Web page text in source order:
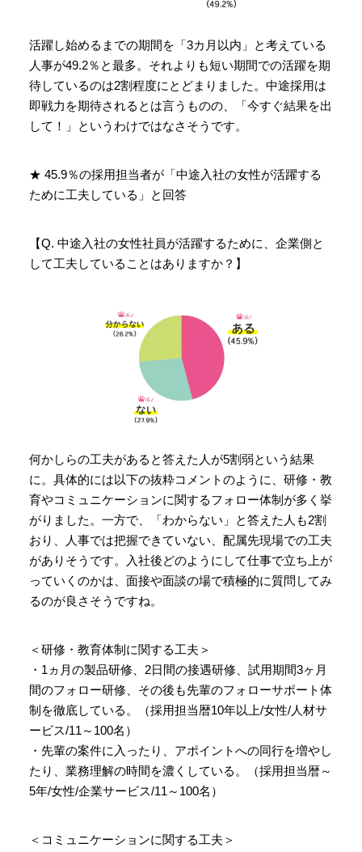
活躍し始めるまでの期間を「3カ月以内」と考えている
人事が49.2％と最多。それよりも短い期間での活躍を期
待しているのは2割程度にとどまりました。中途採用は
即戦力を期待されるとは言うものの、「今すぐ結果を出
して！」というわけではなさそうです。
★ 45.9％の採用担当者が「中途入社の女性が活躍する
ために工夫している」と回答
【Q. 中途入社の女性社員が活躍するために、企業側と
して工夫していることはありますか？】
何かしらの工夫があると答えた人が5割弱という結果
に。具体的には以下の抜粋コメントのように、研修・教
育やコミュニケーションに関するフォロー体制が多く挙
がりました。一方で、「わからない」と答えた人も2割
おり、人事では把握できていない、配属先現場での工夫
がありそうです。入社後どのようにして仕事で立ち上が
っていくのかは、面接や面談の場で積極的に質問してみ
るのが良さそうですね。
＜研修・教育体制に関する工夫＞
・1ヵ月の製品研修、2日間の接遇研修、試用期間3ヶ月
間のフォロー研修、その後も先輩のフォローサポート体
制を徹底している。（採用担当暦10年以上/女性/人材サ
ービス/11～100名）
・先輩の案件に入ったり、アポイントへの同行を増やし
たり、業務理解の時間を濃くしている。（採用担当暦～
5年/女性/企業サービス/11～100名）
＜コミュニケーションに関する工夫＞